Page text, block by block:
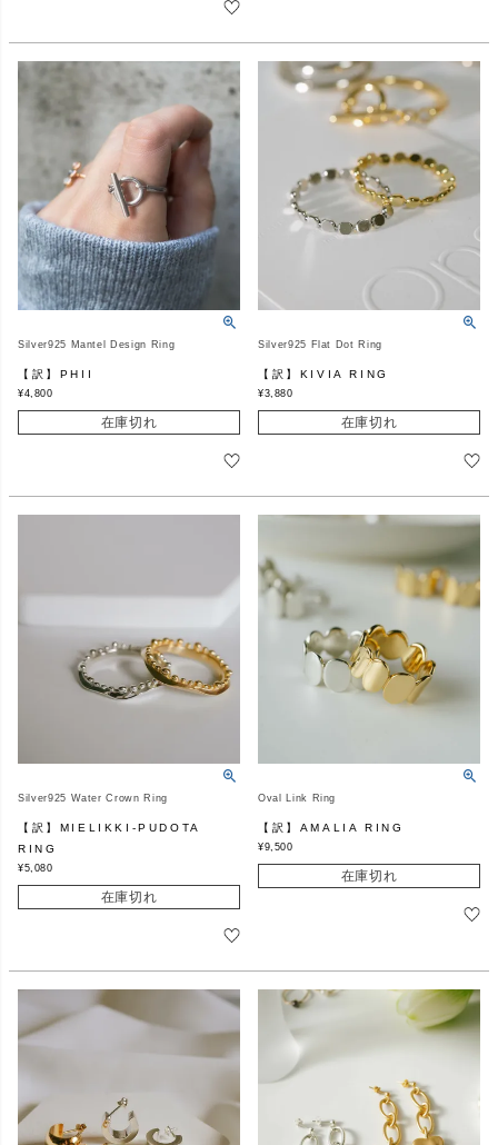
Silver925 Mantel Design Ring
【訳】PHII
¥4,800
在庫切れ
Silver925 Flat Dot Ring
【訳】KIVIA RING
¥3,880
在庫切れ
Silver925 Water Crown Ring
【訳】MIELIKKI-PUDOTA
RING
¥5,080
在庫切れ
Oval Link Ring
【訳】AMALIA RING
¥9,500
在庫切れ